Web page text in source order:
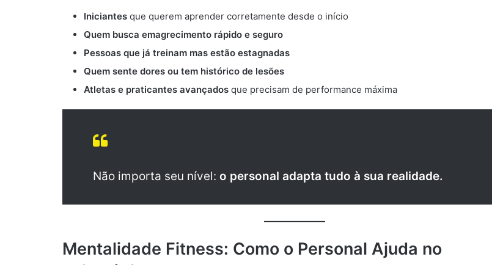
Iniciantes que querem aprender corretamente desde o início
Quem busca emagrecimento rápido e seguro
Pessoas que já treinam mas estão estagnadas
Quem sente dores ou tem histórico de lesões
Atletas e praticantes avançados que precisam de performance máxima
Não importa seu nível: o personal adapta tudo à sua realidade.
Mentalidade Fitness: Como o Personal Ajuda no